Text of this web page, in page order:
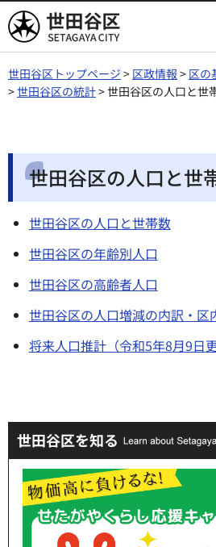
世田谷区
世田谷区トップページ > 区政情報 > 区の
>世田谷区の統計> 世田谷区の人口と世
世田谷区の人口と世
世田谷区の人口と世帯数
世田谷区の年齢別人口
世田谷区の高齢者人口
世田谷区の人口増減の内訳・区
将来人口推計（令和5年8月9日更
世田谷区を知る